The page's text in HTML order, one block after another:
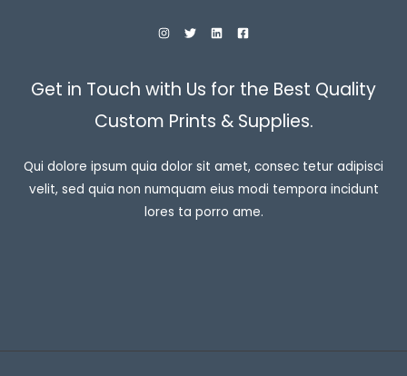
Get in Touch with Us for the Best Quality
Custom Prints & Supplies.
Qui dolore ipsum quia dolor sit amet, consec tetur adipisci
velit, sed quia non numquam eius modi tempora incidunt
lores ta porro ame.